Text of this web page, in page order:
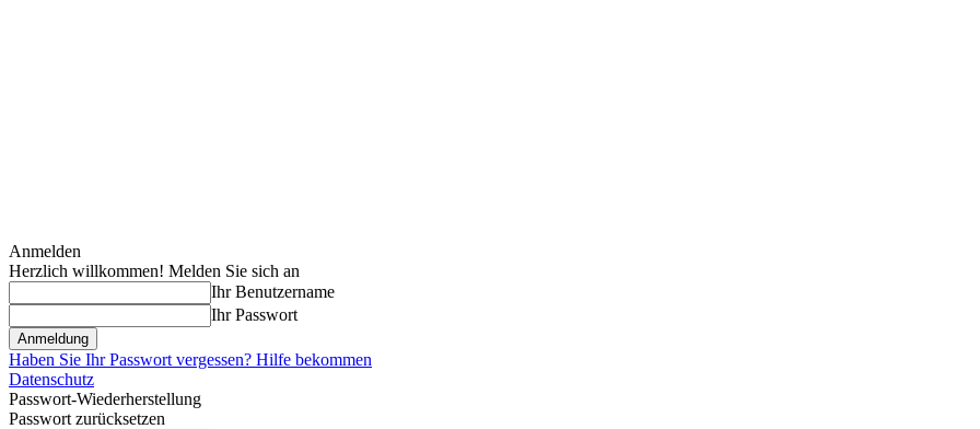
Anmelden
Herzlich willkommen! Melden Sie sich an
Ihr Benutzername
Ihr Passwort
Haben Sie Ihr Passwort vergessen? Hilfe bekommen
Datenschutz
Passwort-Wiederherstellung
Passwort zurücksetzen